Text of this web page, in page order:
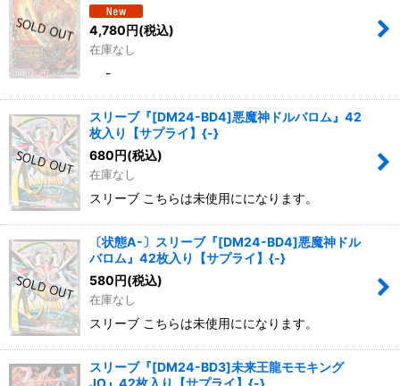
4,780円(税込)
在庫なし
-
スリーブ『[DM24-BD4]悪魔神ドルバロム』42
枚入り【サプライ】{-}
680円(税込)
在庫なし
スリーブ こちらは未使用にになります。
〔状態A-〕スリーブ『[DM24-BD4]悪魔神ドル
バロム』42枚入り【サプライ】{-}
580円(税込)
在庫なし
スリーブ こちらは未使用にになります。
スリーブ『[DM24-BD3]未来王龍モモキング